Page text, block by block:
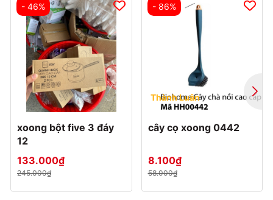
- 46%
xoong bột five 3 đáy
12
133.000₫
245.000₫
- 86%
Thành Luân
cây cọ xoong 0442
8.100₫
58.000₫